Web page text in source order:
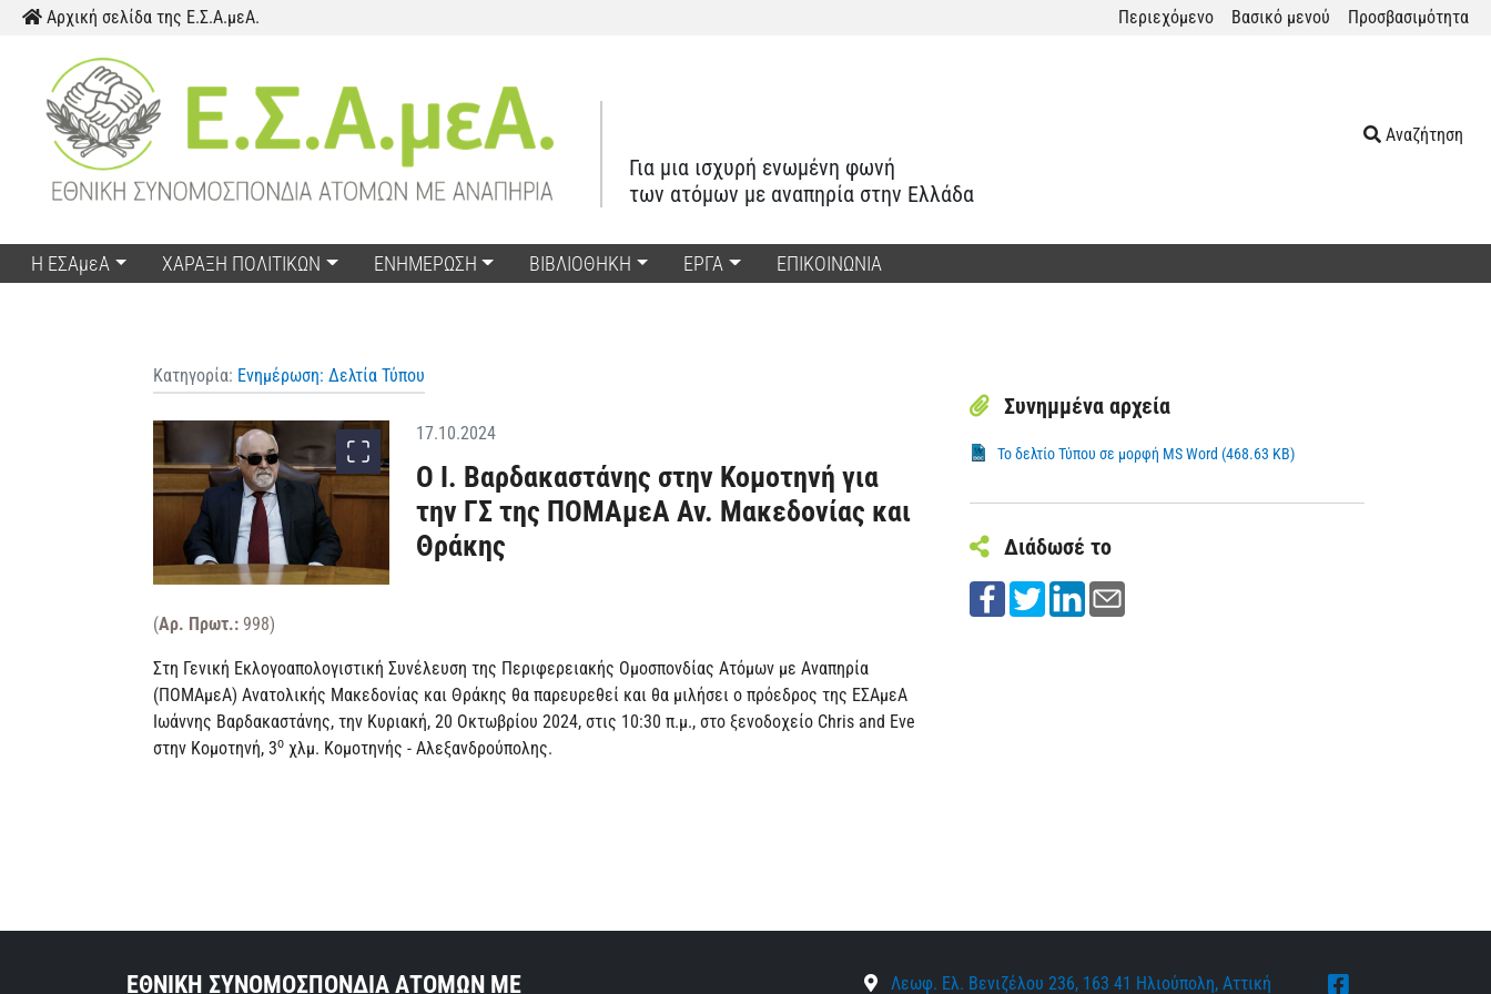
Παράκαμψη προς το περιεχόμενο
Αρχική σελίδα της Ε.Σ.Α.μεΑ. Περιεχόμενο Βασικό μενού Προσβασιμότητα
Για μια ισχυρή ενωμένη φωνή
των ατόμων με αναπηρία στην Ελλάδα
Αναζήτηση
Η ΕΣΑμεΑ ΧΑΡΑΞΗ ΠΟΛΙΤΙΚΩΝ ΕΝΗΜΕΡΩΣΗ ΒΙΒΛΙΟΘΗΚΗ ΕΡΓΑ ΕΠΙΚΟΙΝΩΝΙΑ
Κατηγορία: Ενημέρωση: Δελτία Τύπου
17.10.2024
Ο Ι. Βαρδακαστάνης στην Κομοτηνή για
την ΓΣ της ΠΟΜΑμεΑ Αν. Μακεδονίας και
Θράκης
(Αρ. Πρωτ.: 998)
Στη Γενική Εκλογοαπολογιστική Συνέλευση της Περιφερειακής Ομοσπονδίας Ατόμων με Αναπηρία
(ΠΟΜΑμεΑ) Ανατολικής Μακεδονίας και Θράκης θα παρευρεθεί και θα μιλήσει ο πρόεδρος της ΕΣΑμεΑ
Ιωάννης Βαρδακαστάνης, την Κυριακή, 20 Οκτωβρίου 2024, στις 10:30 π.μ., στο ξενοδοχείο Chris and Eve
στην Κομοτηνή, 3ο χλμ. Κομοτηνής - Αλεξανδρούπολης.
Συνημμένα αρχεία
Το δελτίο Τύπου σε μορφή MS Word (468.63 KB)
Διάδωσέ το
ΕΘΝΙΚΗ ΣΥΝΟΜΟΣΠΟΝΔΙΑ ΑΤΟΜΩΝ ΜΕ Λεωφ. Ελ. Βενιζέλου 236, 163 41 Ηλιούπολη, Αττική